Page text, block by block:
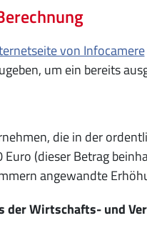
von Infocamere
um ein bereits
die in der
(dieser Betrag
angewandte
der Wirtschafts-und